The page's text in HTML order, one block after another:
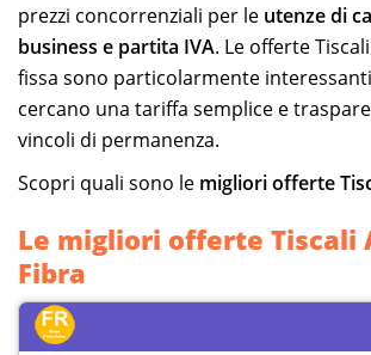
prezzi concorrenziali per le utenze di
business e partita IVA. Le offerte
fissa sono particolarmente
cercano una tariffa semplice e
vincoli di permanenza.
Scopri quali sono le migliori offerte
Le migliori offerte Tiscali
Fibra